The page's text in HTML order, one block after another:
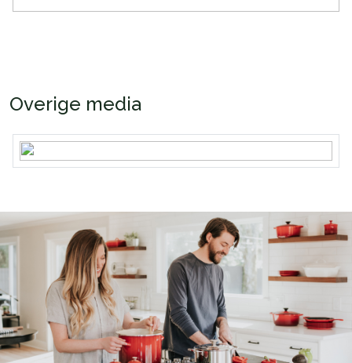
Overige media